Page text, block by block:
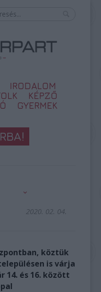
IRODALOM
KÉPZŐ
GYERMEK
2020. 02. 04.
köztük
is várja
14. és 16. között